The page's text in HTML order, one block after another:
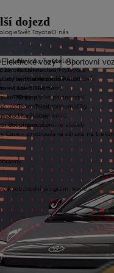
Elektrické vozy Sportovní
zimních kol
na rok ZDARMA
Extracare
pro starší vozy
pneumatik
Care – prodloužená záruka na
program prodeje
T-mate
Toyota Connected/MyToyota
CarPlay™ a Android Auto™
e-Call
u Toyoty
údaje – emise, pneumatiky
metodika měření emisí
dosutpnosti online služeb
Svět Toyota
Novinky Toyota
Kariéra
Výtvarná soutěž Auto Snů
Lovci Kilometrů
Olympijské partnerství
Team Toyota
O nás
Kontakt
dojezd